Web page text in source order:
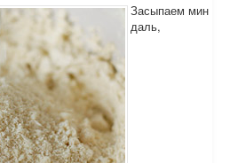
Засыпаем мин
даль,